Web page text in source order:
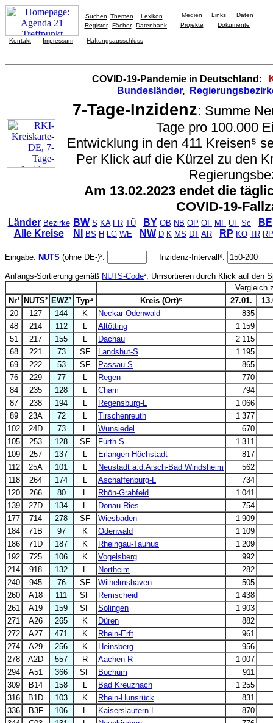
Suchen Themen
Lexikon
Register
Fächer Datenbank
Medien Links
Daten
Projekte
Dokumente
Kontakt Impressum Haftungsausschluss
COVID-19-Pandemie in Deutschland:
Bundesländer,
7-Tage-Inzidenz: Summe
Tage pro 100.000
Entwicklung in den 411 Kreisen⁵
Per Klick auf die Kürzel zu den
Am 13.02.2023 endet die
COVID-19-
Länder Bezirke
Alle Kreise
BW S KA FR TÜ BY OB NB OP OF MF UF Sc
BE
NI
BS H LG WE NW D K MS DT AR RP KO TR RP
Eingabe: NUTS (ohne DE-)²: Inzidenz-Intervall⁶:
Anfangs-Sortierung gemäß NUTS-Code², Umsortieren durch Klick auf den
Vergleich
Nr¹
NUTS² EWZ³ Typ⁴ Kreis (Ort)⁵ 27.01.
20
127 144 K Neckar-Odenwald
835
48
214 112 L Altötting
1 159
51
217 155 L Dachau
2 115
68
221 73 SF Landshut-S
1 195
69
222 53 SF Passau-S
865
76
229 77 L Regen
770
84
235 128 L Cham
794
87
238 194 L Regensburg-L
1 066
89
23A 72 L Tirschenreuth
1 377
102
24D 73 L Wunsiedel
670
105
253 128 SF Fürth-S
1 311
109
257 137 L Erlangen-Höchstadt
817
112
25A 101 L Neustadt a.d.Aisch-Bad Windsheim
562
118
264 174 L Aschaffenburg-L
734
120
266 80 L Rhön-Grabfeld
1 041
139
27D 134 L Donau-Ries
754
177
714 278 SF Wiesbaden
1 909
184
71B 97 K Odenwald
1 109
186
71D 187 K Rheingau-Taunus
1 209
192
725 106 K Vogelsberg
992
214
918 132 L Northeim
282
240
945 76 SF Wilhelmshaven
505
260
A18 111 SF Remscheid
1 438
261
A19 159 SF Solingen
1 903
271
A26 265 K Düren
882
272
A27 471 K Rhein-Erft
961
274
A29 256 K Heinsberg
956
278
A2D 557 R Aachen-R
1 007
294
A51 366 SF Bochum
911
309
B14 158 L Bad Kreuznach
1 255
316
B1D 103 K Rhein-Hunsrück
831
336
B3F 106 L Kaiserslautern-L
870